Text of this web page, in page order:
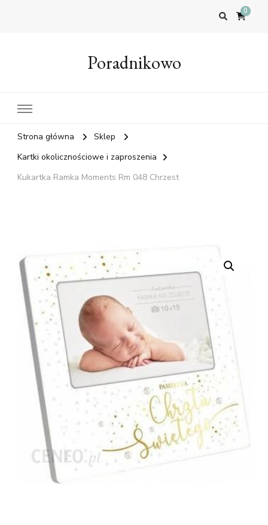
0
Poradnikowo
Strona główna
Sklep
Kartki okolicznościowe i zaproszenia
Kukartka Ramka Moments Rm 048 Chrzest